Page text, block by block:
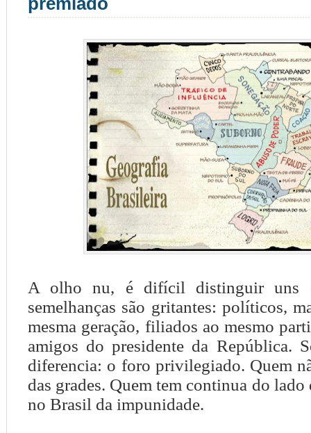
A olho nu, é difícil distinguir uns
semelhanças são gritantes: políticos,
mesma geração, filiados ao mesmo
amigos do presidente da República.
diferencia: o foro privilegiado. Quem
das grades. Quem tem continua do
no Brasil da impunidade.